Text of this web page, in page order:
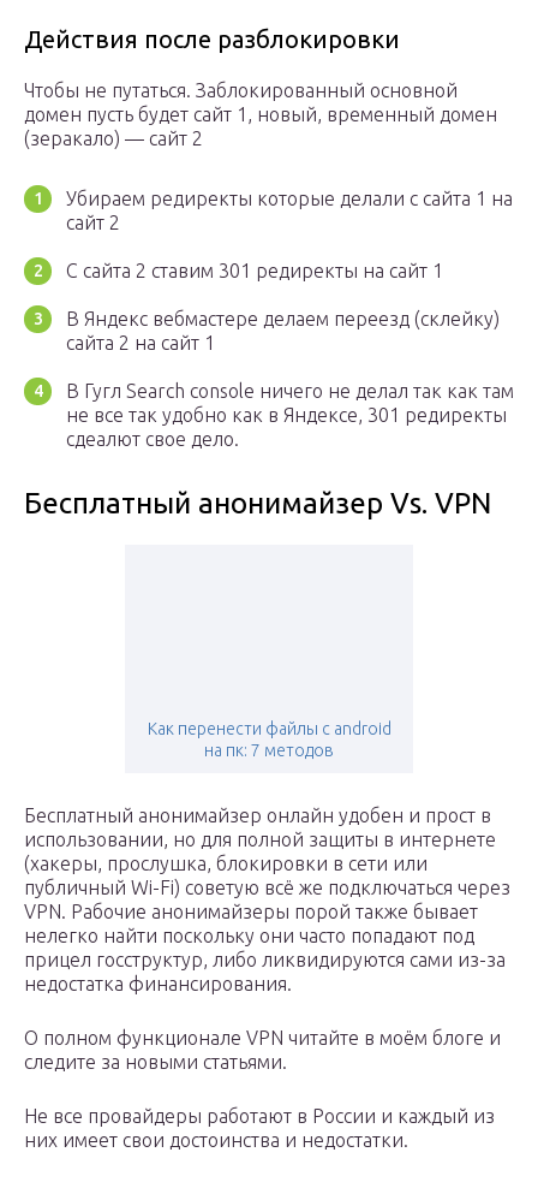
Действия после разблокировки
Чтобы не путаться. Заблокированный основной
домен пусть будет сайт 1, новый, временный домен
(зеракало) — сайт 2
Убираем редиректы которые делали с сайта 1 на
сайт 2
С сайта 2 ставим 301 редиректы на сайт 1
В Яндекс вебмастере делаем переезд (склейку)
сайта 2 на сайт 1
В Гугл Search console ничего не делал так как там
не все так удобно как в Яндексе, 301 редиректы
сдеалют свое дело.
Бесплатный анонимайзер Vs. VPN
Как перенести файлы с android
на пк: 7 методов
Бесплатный анонимайзер онлайн удобен и прост в
использовании, но для полной защиты в интернете
(хакеры, прослушка, блокировки в сети или
публичный Wi-Fi) советую всё же подключаться через
VPN. Рабочие анонимайзеры порой также бывает
нелегко найти поскольку они часто попадают под
прицел госструктур, либо ликвидируются сами из-за
недостатка финансирования.
О полном функционале VPN читайте в моём блоге и
следите за новыми статьями.
Не все провайдеры работают в России и каждый из
них имеет свои достоинства и недостатки.